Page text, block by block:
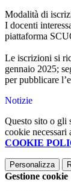
Modalità di
I docenti
piattaforma
Le iscrizioni si
gennaio 2025;
per pubblicare
Notizie
Questo sito o gli
cookie
COOKIE
Personalizza
Gestione cookie